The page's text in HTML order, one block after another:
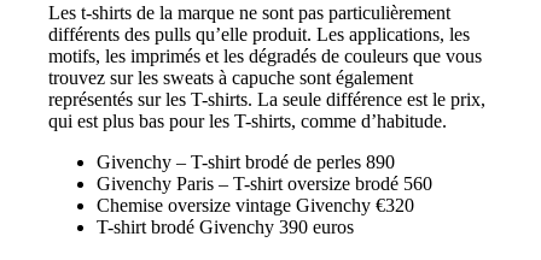
Les t-shirts de la marque ne sont pas particulièrement
différents des pulls qu’elle produit. Les applications, les
motifs, les imprimés et les dégradés de couleurs que vous
trouvez sur les sweats à capuche sont également
représentés sur les T-shirts. La seule différence est le prix,
qui est plus bas pour les T-shirts, comme d’habitude.
Givenchy – T-shirt brodé de perles 890
Givenchy Paris – T-shirt oversize brodé 560
Chemise oversize vintage Givenchy €320
T-shirt brodé Givenchy 390 euros